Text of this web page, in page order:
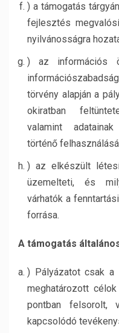
) a támogatás
fejlesztés
nyilvánosságra
) az információs
törvény alapján a
okiratban
valamint
történő
) az elkészült
üzemelteti, és
várhatók a
forrása.
A támogatás
) Pályázatot csak a
meghatározott
pontban felsorolt,
kapcsolódó